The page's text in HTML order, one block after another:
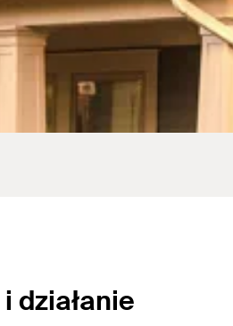
i działanie